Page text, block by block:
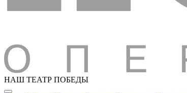
НАШ ТЕАТР ПОБЕДЫ